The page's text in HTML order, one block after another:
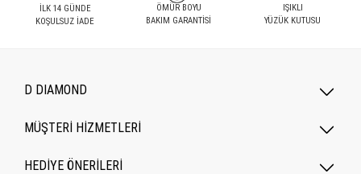
İLK 14 GÜNDE
KOŞULSUZ İADE
ÖMÜR BOYU
BAKIM GARANTİSİ
IŞIKLI
YÜZÜK KUTUSU
D DIAMOND
MÜŞTERİ HİZMETLERİ
HEDİYE ÖNERİLERİ